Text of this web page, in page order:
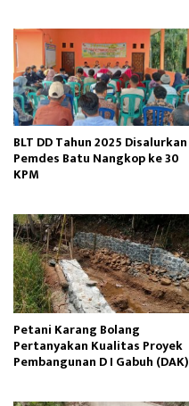
BLT DD Tahun 2025 Disalurkan
Pemdes Batu Nangkop ke 30
KPM
Petani Karang Bolang
Pertanyakan Kualitas Proyek
Pembangunan D I Gabuh (DAK)